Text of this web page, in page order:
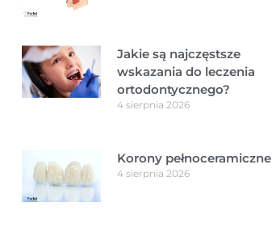
Jakie są najczęstsze
wskazania do leczenia
ortodontycznego?
4 sierpnia 2026
Korony pełnoceramiczne
4 sierpnia 2026